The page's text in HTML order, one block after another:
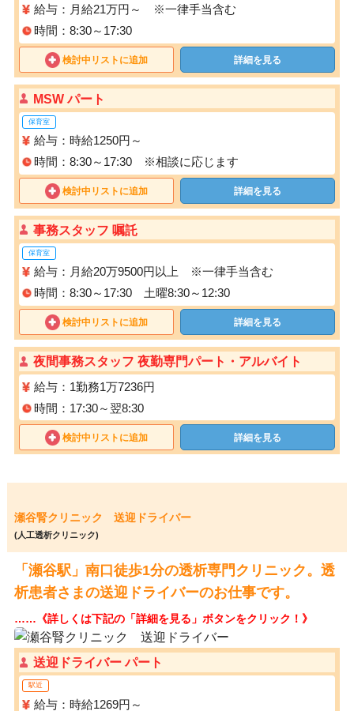
給与：月給21万円～ ※一律手当含む
時間：8:30～17:30
検討中リストに追加 詳細を見る
MSW パート
保育室
給与：時給1250円～
時間：8:30～17:30 ※相談に応じます
検討中リストに追加 詳細を見る
事務スタッフ 嘱託
保育室
給与：月給20万9500円以上 ※一律手当含む
時間：8:30～17:30 土曜8:30～12:30
検討中リストに追加 詳細を見る
夜間事務スタッフ 夜勤専門パート・アルバイト
給与：1勤務1万7236円
時間：17:30～翌8:30
検討中リストに追加 詳細を見る
瀬谷腎クリニック 送迎ドライバー
(人工透析クリニック)
「瀬谷駅」南口徒歩1分の透析専門クリニック。透
析患者さまの送迎ドライバーのお仕事です。
……《詳しくは下記の「詳細を見る」ボタンをクリック！》
送迎ドライバー パート
駅近
給与：時給1269円～